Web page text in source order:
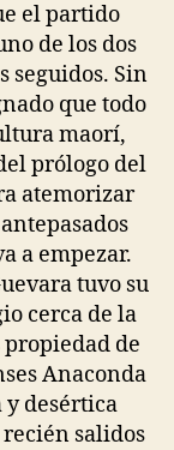
el partido
de los dos
seguidos. Sin
que todo
maorí,
prólogo del
atemorizar
a empezar.
tuvo su
cerca de la
de
Anaconda
y desértica
salidos